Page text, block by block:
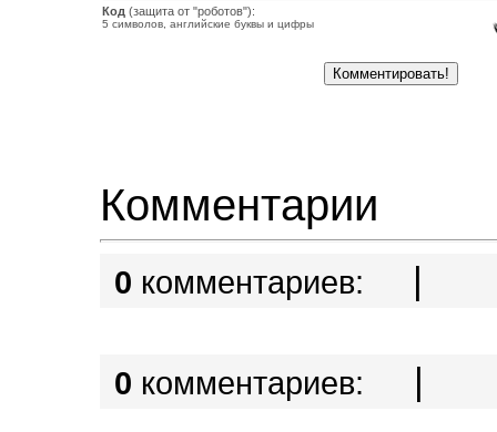
Код (защита от "роботов"):
5 символов, английские буквы и цифры
Комментарии
0 комментариев: |
0 комментариев: |